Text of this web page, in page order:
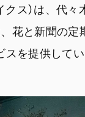
クス）は、代
花と新聞の定
を提供してい